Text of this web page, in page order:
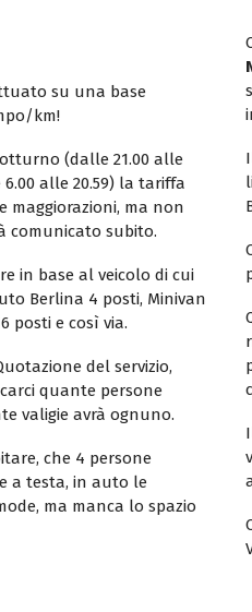
su una base
km!
(dalle 21.00 alle
alle 20.59) la tariffa
maggiorazioni, ma non
comunicato subito.
in base al veicolo di cui
Berlina 4 posti, Minivan
posti e così via.
del servizio,
quante persone
valigie avrà ognuno.
che 4 persone
a testa, in auto le
ma manca lo spazio